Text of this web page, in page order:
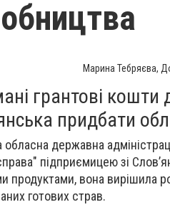
Марина Тебряєва,
грантові кошти
придбати
державна
підприємицею зі
продуктами, вона вирішила
готових страв.